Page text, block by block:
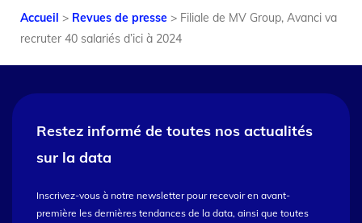
Accueil > Revues de presse > Filiale de MV Group, Avanci va
recruter 40 salariés d’ici à 2024
Restez informé de toutes nos actualités
sur la data
Inscrivez-vous à notre newsletter pour recevoir en avant-
première les dernières tendances de la data, ainsi que toutes